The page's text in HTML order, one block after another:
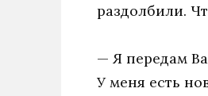
раздолбили.
— Я передам
У меня есть